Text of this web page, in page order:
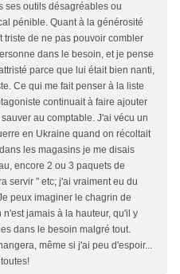
ses outils désagréables ou
pénible. Quant à la générosité
triste de ne pas pouvoir combler
dans le besoin, et je pense
parce que lui était bien nanti,
Ce qui me fait penser à la liste
continuait à faire ajouter
au comptable. J'ai vécu un
en Ukraine quand on récoltait
les magasins je me disais
encore 2 ou 3 paquets de
servir " etc; j'ai vraiment eu du
peux imaginer le chagrin de
jamais à la hauteur, qu'il y
dans le besoin malgré tout.
même si j'ai peu d'espoir...